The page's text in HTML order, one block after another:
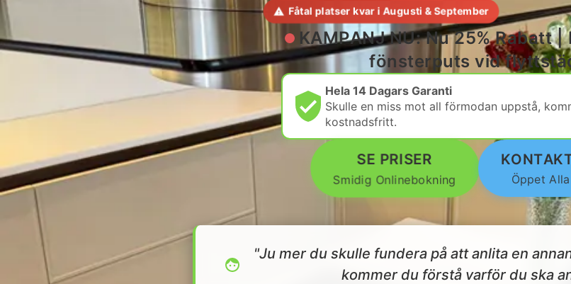
Fåtal platser kvar i Augusti & September
KAMPANJ NU: Nu 25% Rabatt
fönsterputs vid
Hela 14 Dagars Garanti
Skulle en miss mot all förmodan uppstå,
kostnadsfritt.
SE PRISER
Smidig Onlinebokning Öppet
"Ju mer du skulle fundera på att anlita en
kommer du förstå varför du ska